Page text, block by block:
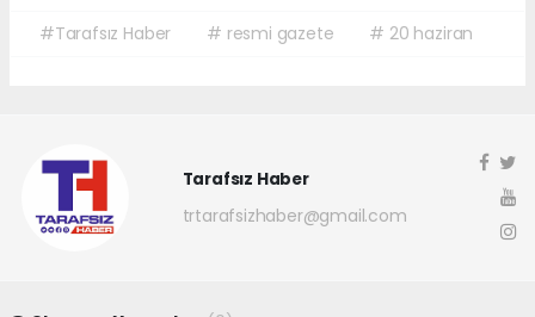
#Tarafsız Haber # resmi gazete # 20 haziran
Tarafsız Haber
trtarafsizhaber@gmail.com